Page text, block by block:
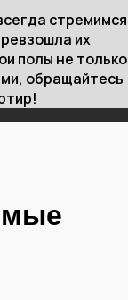
стремимся
их
полы не только
обращайтесь